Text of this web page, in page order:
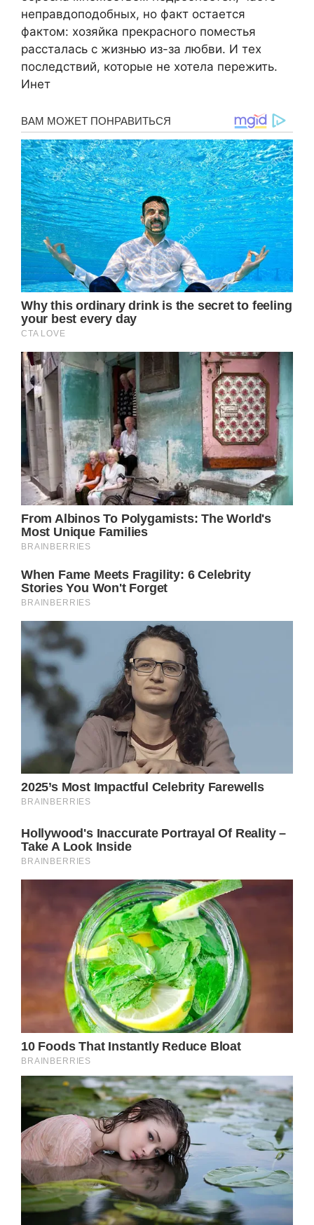
неправдоподобных, но факт остается
фактом: хозяйка прекрасного поместья
рассталась с жизнью из-за любви. И тех
последствий, которые не хотела пережить.
Инет